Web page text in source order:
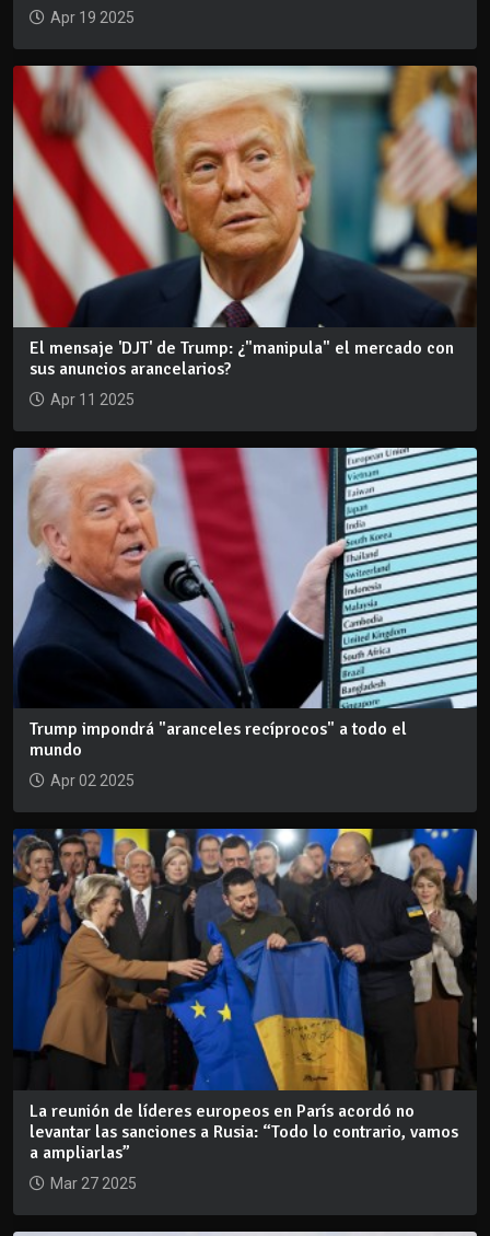
Apr 19 2025
El mensaje 'DJT' de Trump: ¿"manipula" el mercado con
sus anuncios arancelarios?
Apr 11 2025
Trump impondrá "aranceles recíprocos" a todo el
mundo
Apr 02 2025
La reunión de líderes europeos en París acordó no
levantar las sanciones a Rusia: “Todo lo contrario, vamos
a ampliarlas”
Mar 27 2025